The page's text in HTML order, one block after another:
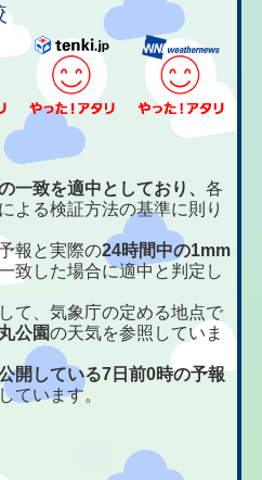
一致を適中としており、各
よる検証方法の基準に則り
報と実際の24時間中の1mm
致した場合に適中と判定し
て、気象庁の定める地点で
公園の天気を参照していま
開している7日前0時の予報
ています。